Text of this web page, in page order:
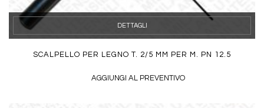
DETTAGLI
SCALPELLO PER LEGNO T. 2/5 MM PER M. PN 12.5
AGGIUNGI AL PREVENTIVO